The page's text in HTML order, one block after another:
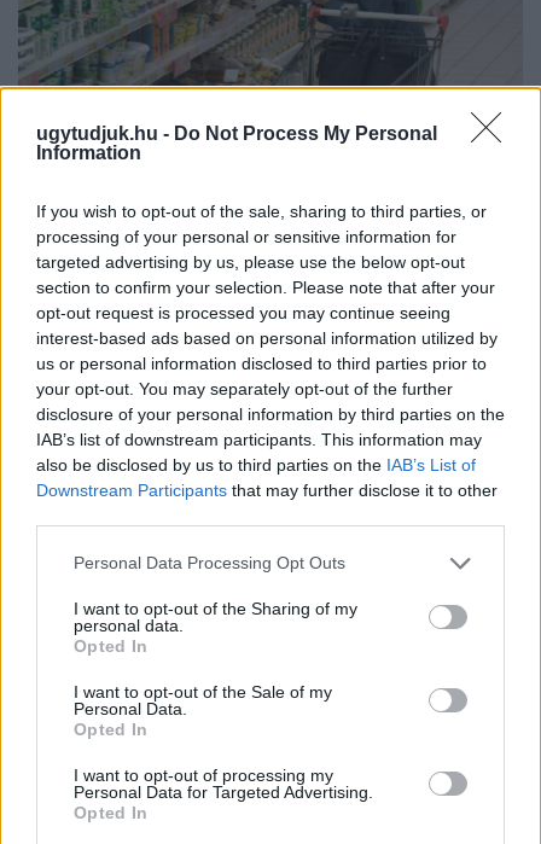
ugytudjuk.hu - Do Not Process My Personal
Information
If you wish to opt-out of the sale, sharing to third parties, or
processing of your personal or sensitive information for
targeted advertising by us, please use the below opt-out
section to confirm your selection. Please note that after your
opt-out request is processed you may continue seeing
interest-based ads based on personal information utilized by
us or personal information disclosed to third parties prior to
your opt-out. You may separately opt-out of the further
disclosure of your personal information by third parties on the
IAB’s list of downstream participants. This information may
also be disclosed by us to third parties on the IAB’s List of
Downstream Participants that may further disclose it to other
Please note that this website/app uses one or more Google
not limited to your visit or usage behaviour. You may click to
grant or deny consent to Google and its third-party tags to
use your data for below specified purposes in below Google
consent section.
Personal Data Processing Opt Outs
I want to opt-out of the Sharing of my
personal data.
Opted In
I want to opt-out of the Sale of my
Personal Data.
Opted In
I want to opt-out of processing my
Personal Data for Targeted Advertising.
Opted In
Júliusban mindössze 1,2 százalékkal emelkedtek éves
összevetésben a fogyasztói árak, miközben az élelmiszerek ára
már csökkent.
Szólj hozzá!
A BAROKK ÖSSZES ÁRNYALATA ÉS MÉG EGY SOR
KIVÁLÓ PROGRAM VÁR MINDENKIT EZEN A HÉTVÉGÉN
GYŐRBEN